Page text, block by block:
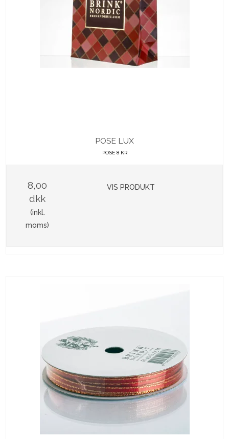
POSE LUX
POSE 8 KR
8,00
dkk
(inkl.
moms)
VIS PRODUKT